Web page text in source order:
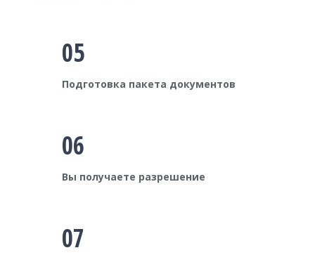
05
Подготовка пакета документов
06
Вы получаете разрешение
07